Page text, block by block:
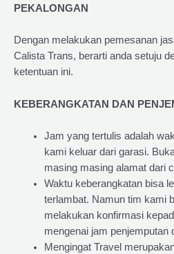
PEKALONGAN
Dengan melakukan pemesanan
Calista Trans, berarti anda setuju
ketentuan ini.
KEBERANGKATAN DAN
Jam yang tertulis adalah
kami keluar dari garasi.
masing masing alamat dari
Waktu keberangkatan bisa
terlambat. Namun tim kami
melakukan konfirmasi
mengenai jam penjemputan
Mengingat Travel